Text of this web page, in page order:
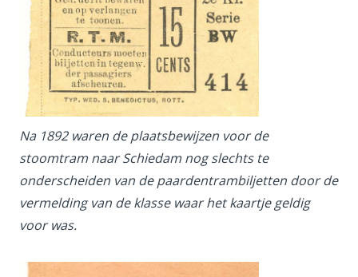
Na 1892 waren de plaatsbewijzen voor de
stoomtram naar Schiedam nog slechts te
onderscheiden van de paardentrambiljetten door de
vermelding van de klasse waar het kaartje geldig
voor was.